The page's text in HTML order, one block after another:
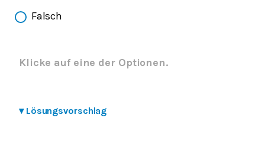
Falsch
Klicke auf eine der Optionen.
▾ Lösungsvorschlag